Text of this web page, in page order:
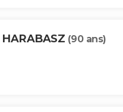
(90 ans)